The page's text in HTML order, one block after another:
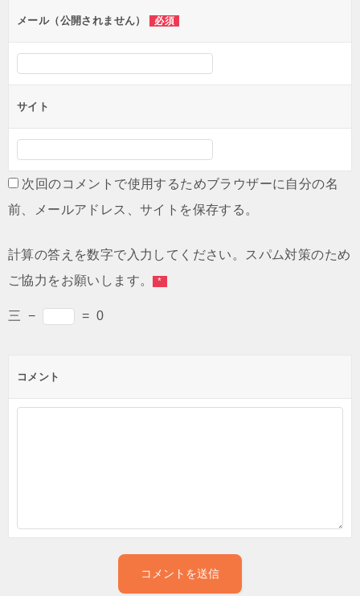
ンメール（公開されません） 必須
サイト
次回のコメントで使用するためブラウザーに自分の名
前、メールアドレス、サイトを保存する。
計算の答えを数字で入力してください。スパム対策のため
ご協力をお願いします。 *
三 − = 0
コメント